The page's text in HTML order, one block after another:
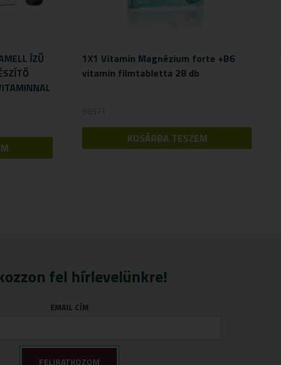
ÍZŰ
1X1 Vitamin Magnézium forte +B6
vitamin filmtabletta 28 db
985 Ft
KOSÁRBA TESZEM
fel hírlevelünkre!
EMAIL CÍM